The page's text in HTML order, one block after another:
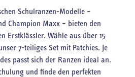
Schulranzen-Modelle –
Champion Maxx – bieten den
Erstklässler. Wähle aus über 15
7-teiliges Set mit Patchies. Je
passt sich der Ranzen ideal an.
und finde den perfekten